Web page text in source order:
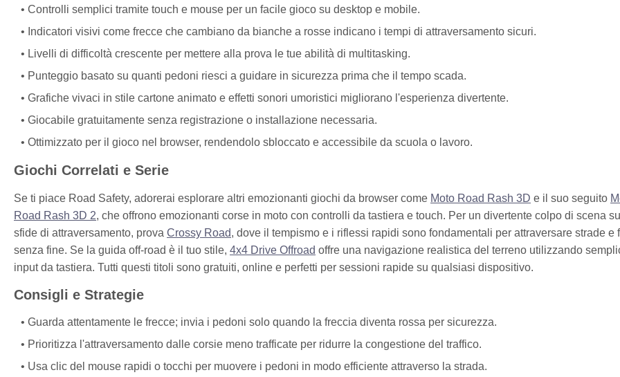
Controlli semplici tramite touch e mouse per un facile gioco su desktop e mobile.
Indicatori visivi come frecce che cambiano da bianche a rosse indicano i tempi di attraversamento sicuri.
Livelli di difficoltà crescente per mettere alla prova le tue abilità di multitasking.
Punteggio basato su quanti pedoni riesci a guidare in sicurezza prima che il tempo scada.
Grafiche vivaci in stile cartone animato e effetti sonori umoristici migliorano l'esperienza divertente.
Giocabile gratuitamente senza registrazione o installazione necessaria.
Ottimizzato per il gioco nel browser, rendendolo sbloccato e accessibile da scuola o lavoro.
Giochi Correlati e Serie
Se ti piace Road Safety, adorerai esplorare altri emozionanti giochi da browser come Moto Road Rash 3D e il suo seguito
Road Rash 3D 2, che offrono emozionanti corse in moto con controlli da tastiera e touch. Per un divertente colpo di scena
sfide di attraversamento, prova Crossy Road, dove il tempismo e i riflessi rapidi sono fondamentali per attraversare strade e
senza fine. Se la guida off-road è il tuo stile, 4x4 Drive Offroad offre una navigazione realistica del terreno utilizzando
input da tastiera. Tutti questi titoli sono gratuiti, online e perfetti per sessioni rapide su qualsiasi dispositivo.
Consigli e Strategie
Guarda attentamente le frecce; invia i pedoni solo quando la freccia diventa rossa per sicurezza.
Prioritizza l'attraversamento dalle corsie meno trafficate per ridurre la congestione del traffico.
Usa clic del mouse rapidi o tocchi per muovere i pedoni in modo efficiente attraverso la strada.